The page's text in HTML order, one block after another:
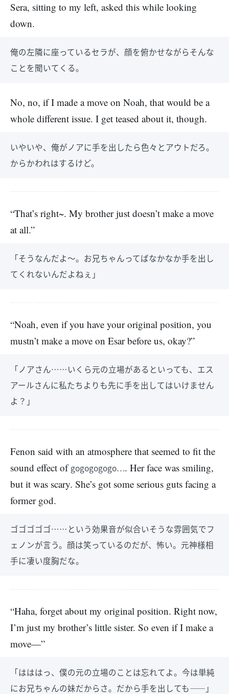
Sera, sitting to my left, asked this while looking
down.
俺の左隣に座っているセラが、顔を俯かせながらそんな
ことを聞いてくる。
No, no, if I made a move on Noah, that would be a
whole different issue. I get teased about it, though.
いやいや、俺がノアに手を出したら色々とアウトだろ。
からかわれはするけど。
“That’s right~. My brother just doesn’t make a move
at all.”
「そうなんだよ～。お兄ちゃんってばなかなか手を出し
てくれないんだよねぇ」
“Noah, even if you have your original position, you
mustn’t make a move on Esar before us, okay?”
「ノアさん……いくら元の立場があるといっても、エス
アールさんに私たちよりも先に手を出してはいけません
よ？」
Fenon said with an atmosphere that seemed to fit the
sound effect ofgogogogogo…. Her face was smiling,
but it was scary. She’s got some serious guts facing a
former god.
ゴゴゴゴゴ……という効果音が似合いそうな雰囲気でフ
ェノンが言う。顔は笑っているのだが、怖い。元神様相
手に凄い度胸だな。
“Haha, forget about my original position. Right now,
I’m just my brother’s little sister. So even if I make a
move—”
「はははっ、僕の元の立場のことは忘れてよ。今は単純
にお兄ちゃんの妹だからさ。だから手を出しても――」